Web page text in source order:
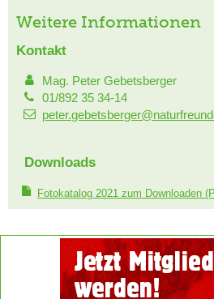
Weitere Informationen
Kontakt
Mag. Peter Gebetsberger
01/892 35 34-14
Downloads
Fotokatalog 2021 zum Downloaden